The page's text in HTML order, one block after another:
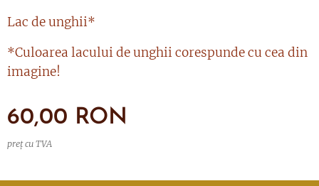
Lac de unghii*
*Culoarea lacului de unghii corespunde cu cea din
imagine!
60,00 RON
preț cu TVA